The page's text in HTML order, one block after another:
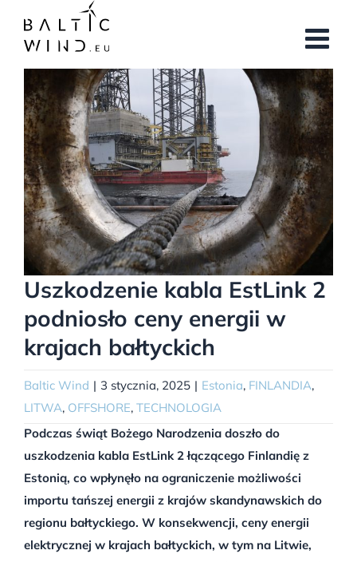
zawartości
Pokaż
większy
obrazek
Uszkodzenie kabla EstLink 2
podniosło ceny energii w
krajach bałtyckich
Baltic Wind | 3 stycznia, 2025 | Estonia, FINLANDIA,
LITWA, OFFSHORE, TECHNOLOGIA
Podczas świąt Bożego Narodzenia doszło do
uszkodzenia kabla EstLink 2 łączącego Finlandię z
Estonią, co wpłynęło na ograniczenie możliwości
importu tańszej energii z krajów skandynawskich do
regionu bałtyckiego. W konsekwencji, ceny energii
elektrycznej w krajach bałtyckich, w tym na Litwie,